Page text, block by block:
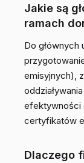
Jakie są
ramach
Do głównych
emisyjnych),
efektywności
certyfikatów
Dlaczego